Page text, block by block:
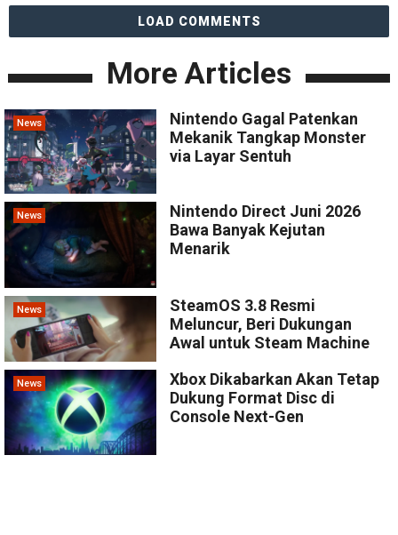
LOAD COMMENTS
More Articles
News
Nintendo Gagal Patenkan
Mekanik Tangkap Monster
via Layar Sentuh
News
Nintendo Direct Juni 2026
Bawa Banyak Kejutan
Menarik
News
SteamOS 3.8 Resmi
Meluncur, Beri Dukungan
Awal untuk Steam Machine
News
Xbox Dikabarkan Akan Tetap
Dukung Format Disc di
Console Next-Gen